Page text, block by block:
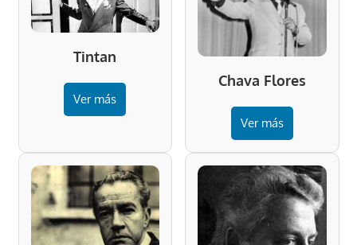
Tintan
Ver más
Chava Flores
Ver más